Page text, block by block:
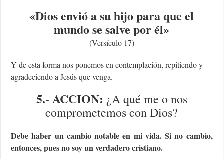
«Dios envió a su hijo para que el
mundo se salve por él»
(Versículo 17)
Y de esta forma nos ponemos en contemplación, repitiendo y
agradeciendo a Jesús que venga.
5.- ACCION: ¿A qué me o nos
comprometemos con Dios?
Debe haber un cambio notable en mi vida. Si no cambio,
entonces, pues no soy un verdadero cristiano.